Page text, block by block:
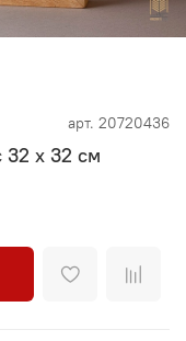
арт. 20720436
х 32 см